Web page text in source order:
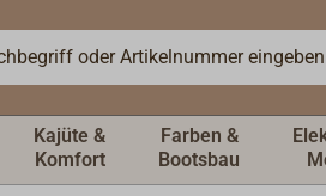
Kajüte &
Komfort
Farben &
Bootsbau